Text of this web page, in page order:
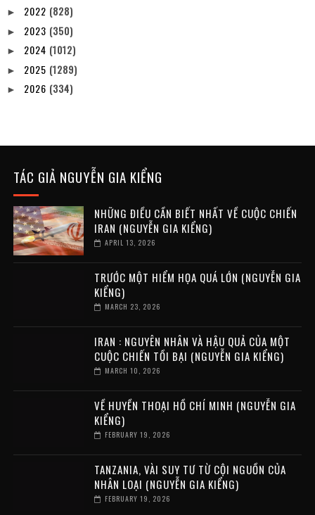
► 2022 (828)
► 2023 (350)
► 2024 (1012)
► 2025 (1289)
► 2026 (334)
TÁC GIẢ NGUYỄN GIA KIỂNG
NHỮNG ĐIỀU CẦN BIẾT NHẤT VỀ CUỘC CHIẾN
IRAN (NGUYỄN GIA KIỂNG)
APRIL 13, 2026
TRƯỚC MỘT HIỂM HỌA QUÁ LỚN (NGUYỄN GIA
KIỂNG)
MARCH 23, 2026
IRAN : NGUYÊN NHÂN VÀ HẬU QUẢ CỦA MỘT
CUỘC CHIẾN TỒI BẠI (NGUYỄN GIA KIỂNG)
MARCH 10, 2026
VỀ HUYỀN THOẠI HỒ CHÍ MINH (NGUYỄN GIA
KIỂNG)
FEBRUARY 19, 2026
TANZANIA, VÀI SUY TƯ TỪ CỘI NGUỒN CỦA
NHÂN LOẠI (NGUYỄN GIA KIỂNG)
FEBRUARY 19, 2026